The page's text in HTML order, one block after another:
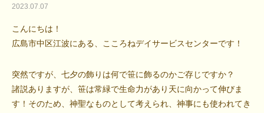
2023.07.07
こんにちは！
広島市中区江波にある、こころねデイサービスセンターです！
突然ですが、七夕の飾りは何で笹に飾るのかご存じですか？
諸説ありますが、笹は常緑で生命力があり天に向かって伸びま
す！そのため、神聖なものとして考えられ、神事にも使われてき